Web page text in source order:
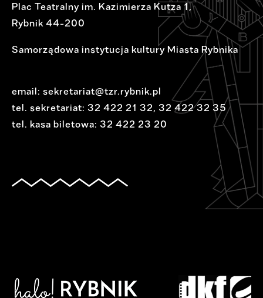
Plac Teatralny im. Kazimierza Kutza 1,
Rybnik 44-200
Samorządowa instytucja kultury Miasta Rybnika
email: sekretariat@tzr.rybnik.pl
tel. sekretariat: 32 422 21 32
32 422 32 35
tel. kasa biletowa: 32 422 23 20